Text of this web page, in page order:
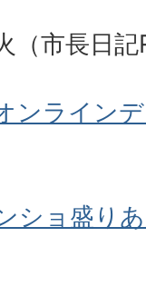
（市長日記
ンライン
ショ盛り